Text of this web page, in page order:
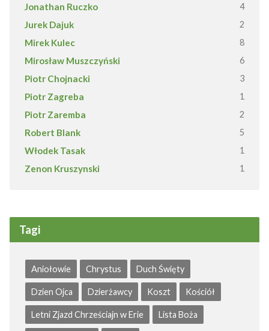
Jonathan Ruczko 4
Jurek Dajuk 2
Mirek Kulec 8
Mirosław Muszczyński 6
Piotr Chojnacki 3
Piotr Zagreba 1
Piotr Zaremba 2
Robert Blank 5
Włodek Tasak 1
Zenon Kruszynski 1
Tagi
Aniołowie Chrystus Duch Święty
Dzien Ojca Dzierżawcy Koszt Kościół
Letni Zjazd Chrześciajn w Erie Lista Boża